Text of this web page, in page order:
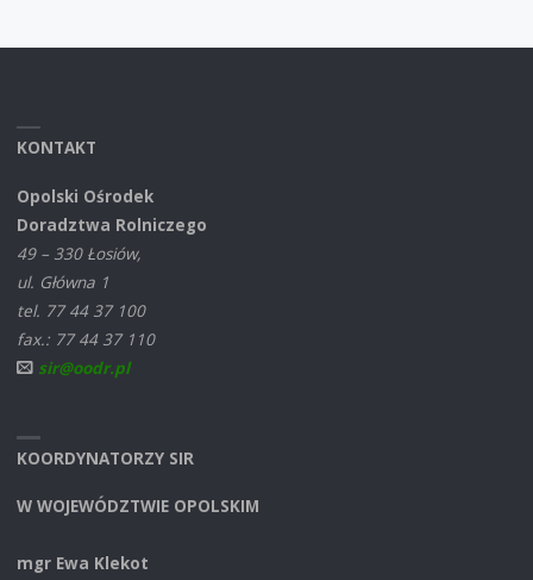
KONTAKT
Opolski Ośrodek
Doradztwa Rolniczego
49 – 330 Łosiów,
ul. Główna 1
tel. 77 44 37 100
fax.: 77 44 37 110
sir@oodr.pl
KOORDYNATORZY SIR
W WOJEWÓDZTWIE OPOLSKIM
mgr Ewa Klekot